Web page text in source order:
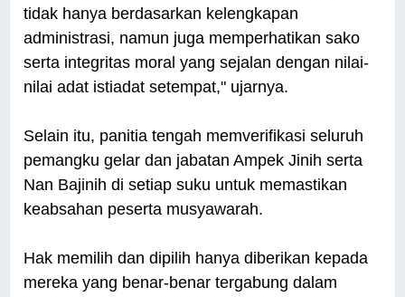
tidak hanya berdasarkan kelengkapan
administrasi, namun juga memperhatikan sako
serta integritas moral yang sejalan dengan nilai-
nilai adat istiadat setempat," ujarnya.
Selain itu, panitia tengah memverifikasi seluruh
pemangku gelar dan jabatan Ampek Jinih serta
Nan Bajinih di setiap suku untuk memastikan
keabsahan peserta musyawarah.
Hak memilih dan dipilih hanya diberikan kepada
mereka yang benar-benar tergabung dalam